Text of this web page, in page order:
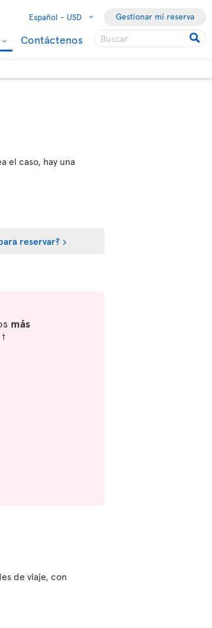
Español - USD Gestionar mi reserva
Contáctenos
el caso, hay una
reservar?
más
†
de viaje, con